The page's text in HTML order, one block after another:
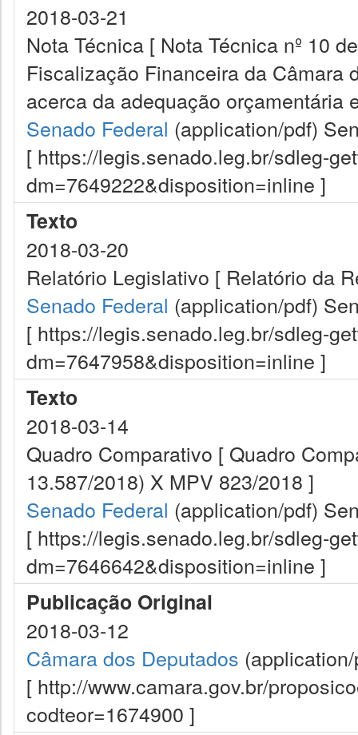
2018-03-21
Nota Técnica [ Nota Técnica nº 10
Fiscalização Financeira da Câmara
acerca da adequação orçamentária
Senado Federal (application/pdf)
[ https://legis.senado.leg.br/sdleg-
dm=7649222&disposition=inline ]
Texto
2018-03-20
Relatório Legislativo [ Relatório da
Senado Federal (application/pdf)
[ https://legis.senado.leg.br/sdleg-
dm=7647958&disposition=inline ]
Texto
2018-03-14
Quadro Comparativo [ Quadro
13.587/2018) X MPV 823/2018 ]
Senado Federal (application/pdf)
[ https://legis.senado.leg.br/sdleg-
dm=7646642&disposition=inline ]
Publicação Original
2018-03-12
Câmara dos Deputados
[ http://www.camara.gov.br/
codteor=1674900 ]